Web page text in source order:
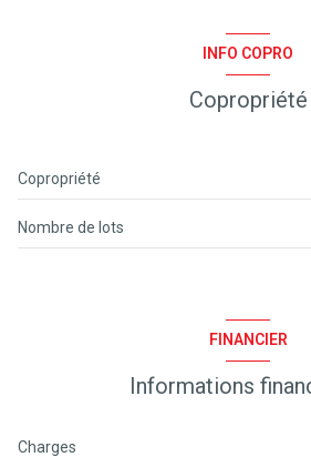
Chauffage individuel : radiateur
INFO COPRO
Copropriété
Copropriété
Nombre de lots
FINANCIER
Informations
Charges